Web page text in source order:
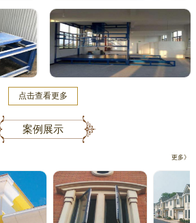
点击查看更多
案例展示
更多》